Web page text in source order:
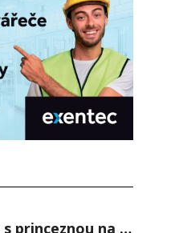
Prohlídka s princeznou na zámku Stekník